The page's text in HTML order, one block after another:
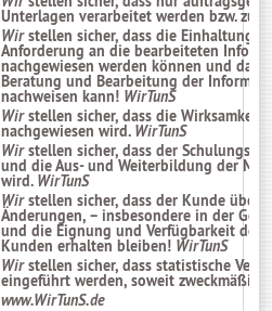
Unterlagen verarbeitet werden bzw.
Wir stellen sicher, dass die Einhaltung
Anforderung an die bearbeiteten
nachgewiesen werden können und
Beratung und Bearbeitung der
nachweisen kann! WirTunS
Wir stellen sicher, dass die Wirksamkeit
nachgewiesen wird. WirTunS
Wir stellen sicher, dass der
und die Aus- und Weiterbildung der
wird. WirTunS
Wir stellen sicher, dass der Kunde über
Änderungen, – insbesondere in der
und die Eignung und Verfügbarkeit der
Kunden erhalten bleiben! WirTunS
Wir stellen sicher, dass statistische
eingeführt werden, soweit zweckmäßig
www.WirTunS.de